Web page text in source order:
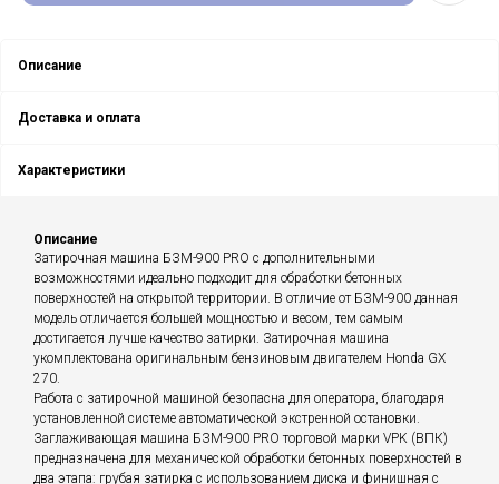
Описание
Доставка и оплата
Характеристики
Описание
Затирочная машина БЗМ-900 PRO с дополнительными
возможностями идеально подходит для обработки бетонных
поверхностей на открытой территории. В отличие от БЗМ-900 данная
модель отличается большей мощностью и весом, тем самым
достигается лучше качество затирки. Затирочная машина
укомплектована оригинальным бензиновым двигателем Honda GX
270.
Работа с затирочной машиной безопасна для оператора, благодаря
установленной системе автоматической экстренной остановки.
Заглаживающая машина БЗМ-900 PRO торговой марки VPK (ВПК)
предназначена для механической обработки бетонных поверхностей в
два этапа: грубая затирка с использованием диска и финишная с